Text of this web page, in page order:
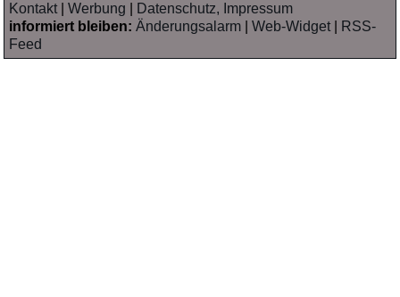
Kontakt|Werbung
Datenschutz, Impressum
informiert bleiben: Änderungsalarm |Web-Widget|
RSS-
Feed